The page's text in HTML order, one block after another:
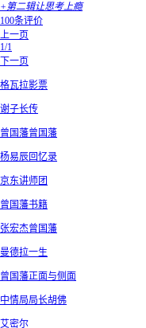
+第二辑让思考上瘾
100条评价
上一页
1/1
下一页
格瓦拉影票
谢子长传
曾国藩曾国藩
杨易辰回忆录
京东讲师团
曾国藩书籍
张宏杰曾国藩
曼德拉一生
曾国藩正面与侧面
中情局局长胡佛
艾密尔